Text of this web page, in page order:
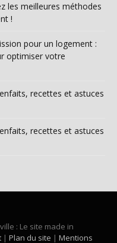
les meilleures méthodes
!
pour un logement :
optimiser votre
recettes et astuces
recettes et astuces
: Le site made in
| Plan du site | Mentions